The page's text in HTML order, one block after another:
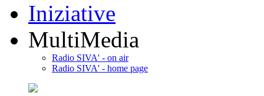
Iniziative
MultiMedia
Radio SIVA' - on air
Radio SIVA' - home page